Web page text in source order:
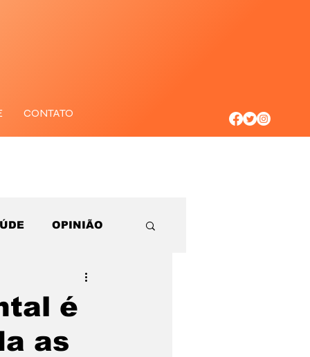
CONTATO
OPINIÃO
é
as